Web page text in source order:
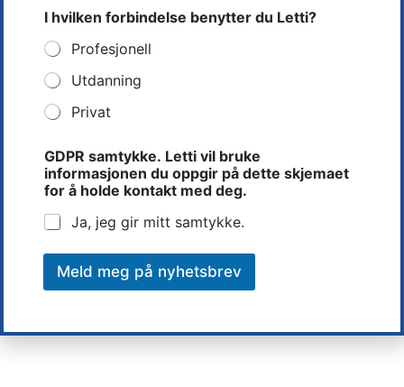
e
t
t
e
d
u
h
i
l
k
n
I hvilken forbindelse benytter du Letti?
Profesjonell
Utdanning
Privat
GDPR samtykke. Letti vil bruke
informasjonen du oppgir på dette skjemaet
for å holde kontakt med deg.
Ja, jeg gir mitt samtykke.
Meld meg på nyhetsbrev